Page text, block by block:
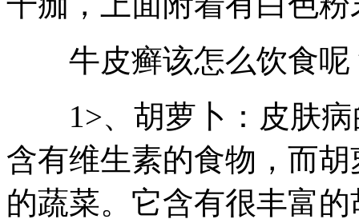
牛皮癣该怎么饮食呢
1>、胡萝卜：皮肤病
含有维生素的食物，而
的蔬菜。它含有很丰富